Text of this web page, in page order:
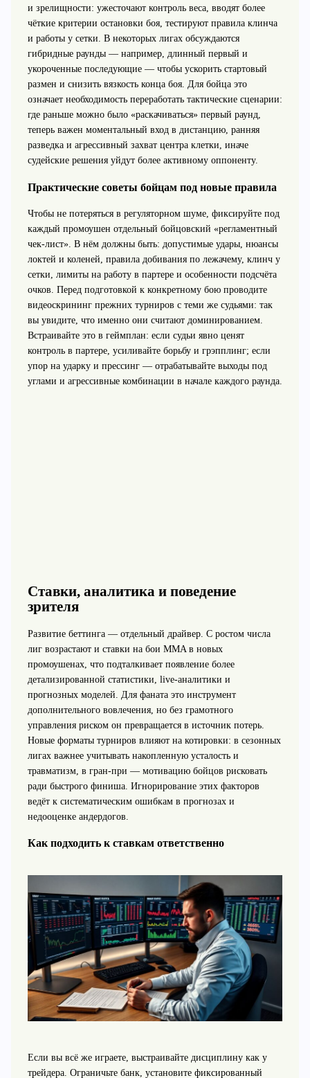
и зрелищности: ужесточают контроль веса, вводят более
чёткие критерии остановки боя, тестируют правила клинча
и работы у сетки. В некоторых лигах обсуждаются
гибридные раунды — например, длинный первый и
укороченные последующие — чтобы ускорить стартовый
размен и снизить вязкость конца боя. Для бойца это
означает необходимость переработать тактические сценарии:
где раньше можно было «раскачиваться» первый раунд,
теперь важен моментальный вход в дистанцию, ранняя
разведка и агрессивный захват центра клетки, иначе
судейские решения уйдут более активному оппоненту.
Практические советы бойцам под новые правила
Чтобы не потеряться в регуляторном шуме, фиксируйте под
каждый промоушен отдельный бойцовский «регламентный
чек-лист». В нём должны быть: допустимые удары, нюансы
локтей и коленей, правила добивания по лежачему, клинч у
сетки, лимиты на работу в партере и особенности подсчёта
очков. Перед подготовкой к конкретному бою проводите
видеоскрининг прежних турниров с теми же судьями: так
вы увидите, что именно они считают доминированием.
Встраивайте это в геймплан: если судьи явно ценят
контроль в партере, усиливайте борьбу и грэпплинг; если
упор на ударку и прессинг — отрабатывайте выходы под
углами и агрессивные комбинации в начале каждого раунда.
Ставки, аналитика и поведение
зрителя
Развитие беттинга — отдельный драйвер. С ростом числа
лиг возрастают и ставки на бои MMA в новых
промоушенах, что подталкивает появление более
детализированной статистики, live-аналитики и
прогнозных моделей. Для фаната это инструмент
дополнительного вовлечения, но без грамотного
управления риском он превращается в источник потерь.
Новые форматы турниров влияют на котировки: в сезонных
лигах важнее учитывать накопленную усталость и
травматизм, в гран-при — мотивацию бойцов рисковать
ради быстрого финиша. Игнорирование этих факторов
ведёт к систематическим ошибкам в прогнозах и
недооценке андердогов.
Как подходить к ставкам ответственно
Если вы всё же играете, выстраивайте дисциплину как у
трейдера. Ограничьте банк, установите фиксированный